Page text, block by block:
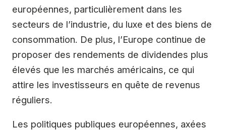
européennes, particulièrement dans les
secteurs de l’industrie, du luxe et des biens de
consommation. De plus, l’Europe continue de
proposer des rendements de dividendes plus
élevés que les marchés américains, ce qui
attire les investisseurs en quête de revenus
réguliers.
Les politiques publiques européennes, axées